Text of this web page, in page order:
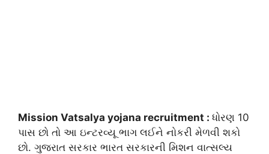
Mission Vatsalya yojana recruitment : ધોરણ 10
પાસ છો તો આ ઇન્ટરવ્યૂ ભાગ લઈને નોકરી મેળવી શકો
છો. ગુજરાત સરકાર ભારત સરકારની મિશન વાત્સલ્ય